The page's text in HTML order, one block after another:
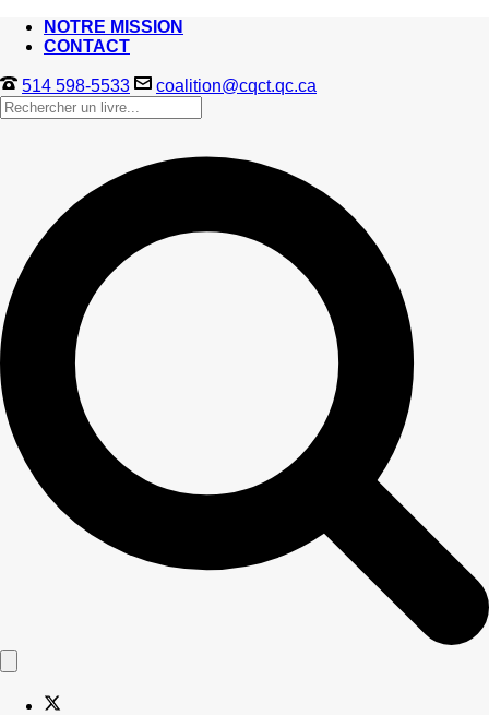
NOTRE MISSION
CONTACT
514 598-5533 coalition@cqct.qc.ca